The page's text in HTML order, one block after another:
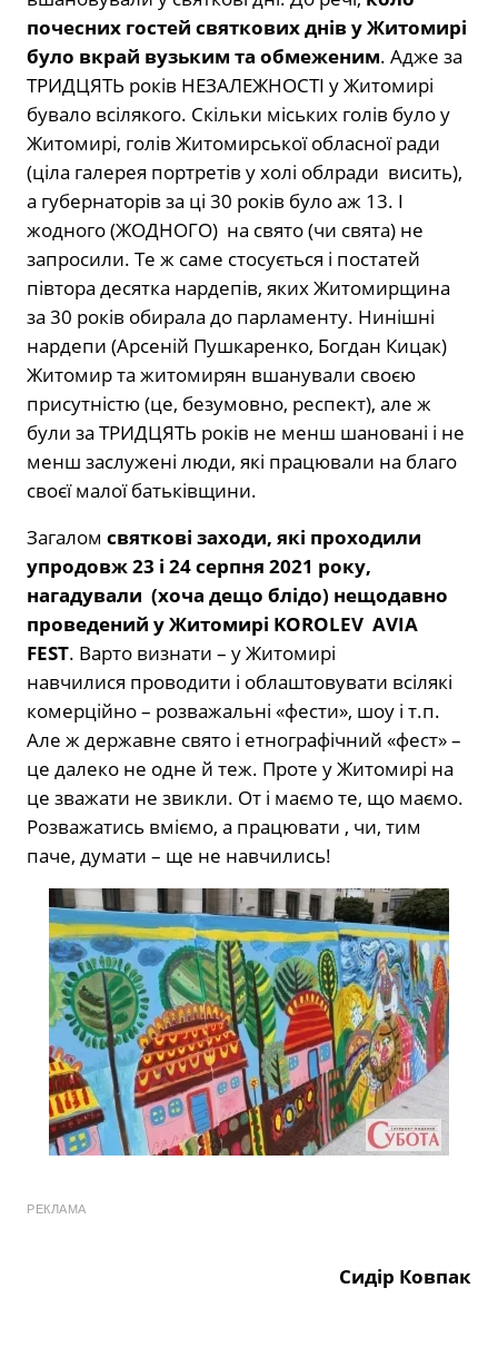
почесних гостей святкових днів у Житомирі
було вкрай вузьким та обмеженим. Адже за
ТРИДЦЯТЬ років НЕЗАЛЕЖНОСТІ у Житомирі
бувало всілякого. Скільки міських голів було у
Житомирі, голів Житомирської обласної ради
(ціла галерея портретів у холі облради висить),
а губернаторів за ці 30 років було аж 13. І
жодного (ЖОДНОГО) на свято (чи свята) не
запросили. Те ж саме стосується і постатей
півтора десятка нардепів, яких Житомирщина
за 30 років обирала до парламенту. Нинішні
нардепи (Арсеній Пушкаренко, Богдан Кицак)
Житомир та житомирян вшанували своєю
присутністю (це, безумовно, респект), але ж
були за ТРИДЦЯТЬ років не менш шановані і не
менш заслужені люди, які працювали на благо
своєї малої батьківщини.
Загалом святкові заходи, які проходили
упродовж 23 і 24 серпня 2021 року,
нагадували (хоча дещо блідо) нещодавно
проведений у Житомирі KOROLEV AVIA
FEST. Варто визнати – у Житомирі
навчилися проводити і облаштовувати всілякі
комерційно – розважальні «фести», шоу і т.п.
Але ж державне свято і етнографічний «фест» –
це далеко не одне й теж. Проте у Житомирі на
це зважати не звикли. От і маємо те, що маємо.
Розважатись вміємо, а працювати , чи, тим
паче, думати – ще не навчились!
РЕКЛАМА
Сидір Ковпак